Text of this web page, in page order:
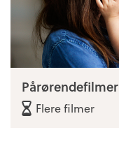
Pårørendefilmer
Flere filmer